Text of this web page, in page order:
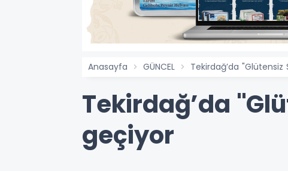
Anasayfa GÜNCEL Tekirdağ’da
Tekirdağ’da
geçiyor